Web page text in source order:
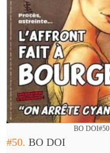
BO DOI#50
#50.BO DOI